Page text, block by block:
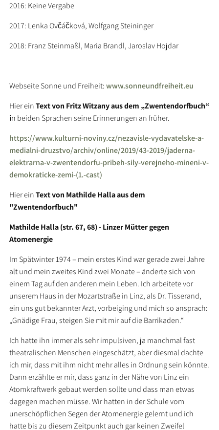
2016: Keine Vergabe
2017: Lenka Ovčáčková, Wolfgang Steininger
2018: Franz Steinmaßl, Maria Brandl, Jaroslav Hojdar
Webseite Sonne und Freiheit:www.sonneundfreiheit.eu
Hier einText von Fritz Witzanyaus dem „Zwentendorfbuch“
in beiden Sprachen seine Erinnerungen an früher.
https://www.kulturni-noviny.cz/nezavisle-vydavatelske-a-
medialni-druzstvo/archiv/online/2019/43-2019/jaderna-
elektrarna-v-zwentendorfu-pribeh-sily-verejneho-mineni-v-
demokraticke-zemi-(1.-cast)
Hier einText von Mathilde Hallaaus dem
"Zwentendorfbuch"
Mathilde Halla (str. 67, 68) - Linzer Mütter gegen
Atomenergie
Im Spätwinter 1974 – mein erstes Kind war gerade zwei Jahre
alt und mein zweites Kind zwei Monate – änderte sich von
einem Tag auf den anderen mein Leben. Ich arbeitete vor
unserem Haus in der Mozartstraße in Linz, als Dr. Tisserand,
ein uns gut bekannter Arzt, vorbeiging und mich so ansprach:
„Gnädige Frau, steigen Sie mit mir auf die Barrikaden.“
Ich hatte ihn immer als sehr impulsiven, ja manchmal fast
theatralischen Menschen eingeschätzt, aber diesmal dachte
ich mir, dass mit ihm nicht mehr alles in Ordnung sein könnte.
Dann erzählte er mir, dass ganz in der Nähe von Linz ein
Atomkraftwerk gebaut werden sollte und dass man etwas
dagegen machen müsse. Wir hatten in der Schule vom
unerschöpflichen Segen der Atomenergie gelernt und ich
hatte bis zu diesem Zeitpunkt auch gar keinen Zweifel